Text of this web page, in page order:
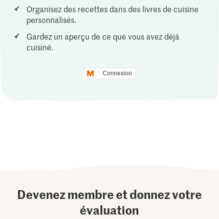
Organisez des recettes dans des livres de cuisine
personnalisés.
Gardez un aperçu de ce que vous avez déjà
cuisiné.
Connexion
Devenez membre et donnez votre
évaluation